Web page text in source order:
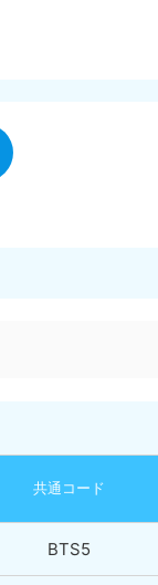
共通コード
BTS5